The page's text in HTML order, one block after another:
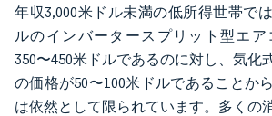
年収3,000米ドル未満の低所得世帯で
ルのインバータースプリット型エ
350〜450米ドルであるのに対し、気化
の価格が50〜100米ドルであることか
は依然として限られています。多くの